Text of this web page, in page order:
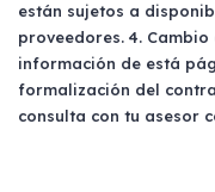
están sujetos a
proveedores. 4.
información de está
formalización del
consulta con tu asesor